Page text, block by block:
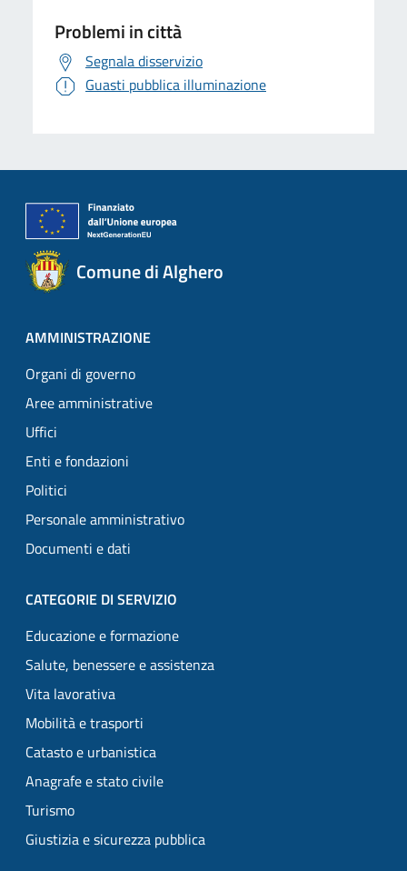
Problemi in città
Segnala disservizio
Guasti pubblica illuminazione
Comune di Alghero
AMMINISTRAZIONE
Organi di governo
Aree amministrative
Uffici
Enti e fondazioni
Politici
Personale amministrativo
Documenti e dati
CATEGORIE DI SERVIZIO
Educazione e formazione
Salute, benessere e assistenza
Vita lavorativa
Mobilità e trasporti
Catasto e urbanistica
Anagrafe e stato civile
Turismo
Giustizia e sicurezza pubblica